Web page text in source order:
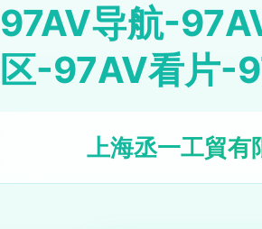
97AV导航-
区-97AV看片-
上海丞一工貿有